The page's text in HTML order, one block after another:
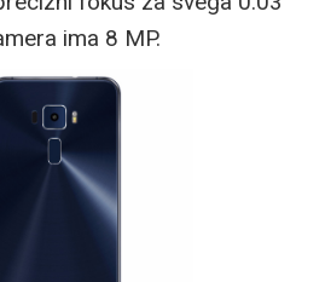
ima 8 MP.